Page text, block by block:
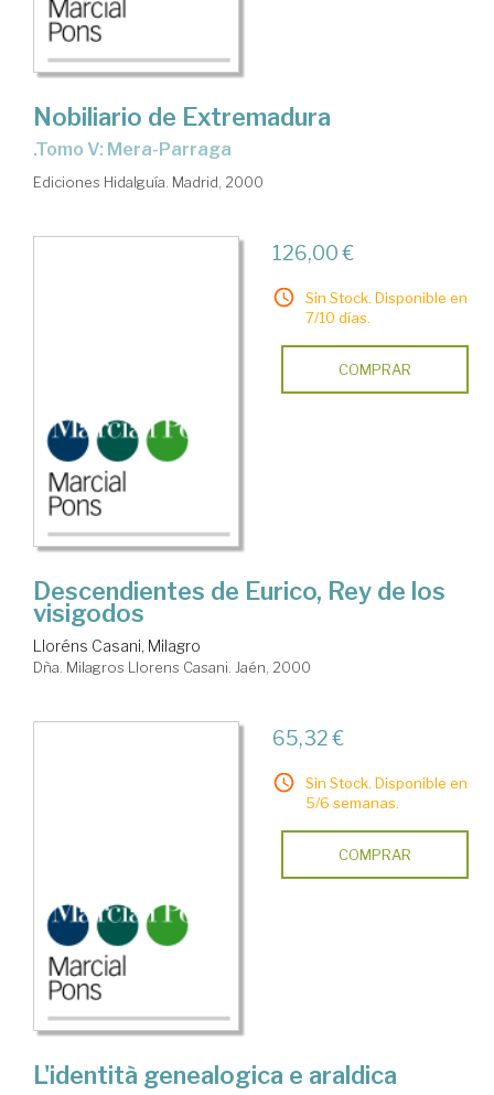
Nobiliario de Extremadura
.Tomo V: Mera-Parraga
Ediciones Hidalguía. Madrid, 2000
126,00 €
Sin Stock. Disponible en
7/10 días.
COMPRAR
Descendientes de Eurico, Rey de los
visigodos
Lloréns Casani, Milagro
Dña. Milagros Llorens Casani. Jaén, 2000
65,32 €
Sin Stock. Disponible en
5/6 semanas.
COMPRAR
L'identità genealogica e araldica